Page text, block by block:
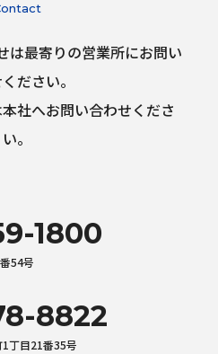
は最寄りの営業所にお問い
ださい。
社へお問い合わせくださ
い。
1800
54号
8822
丁目21番35号